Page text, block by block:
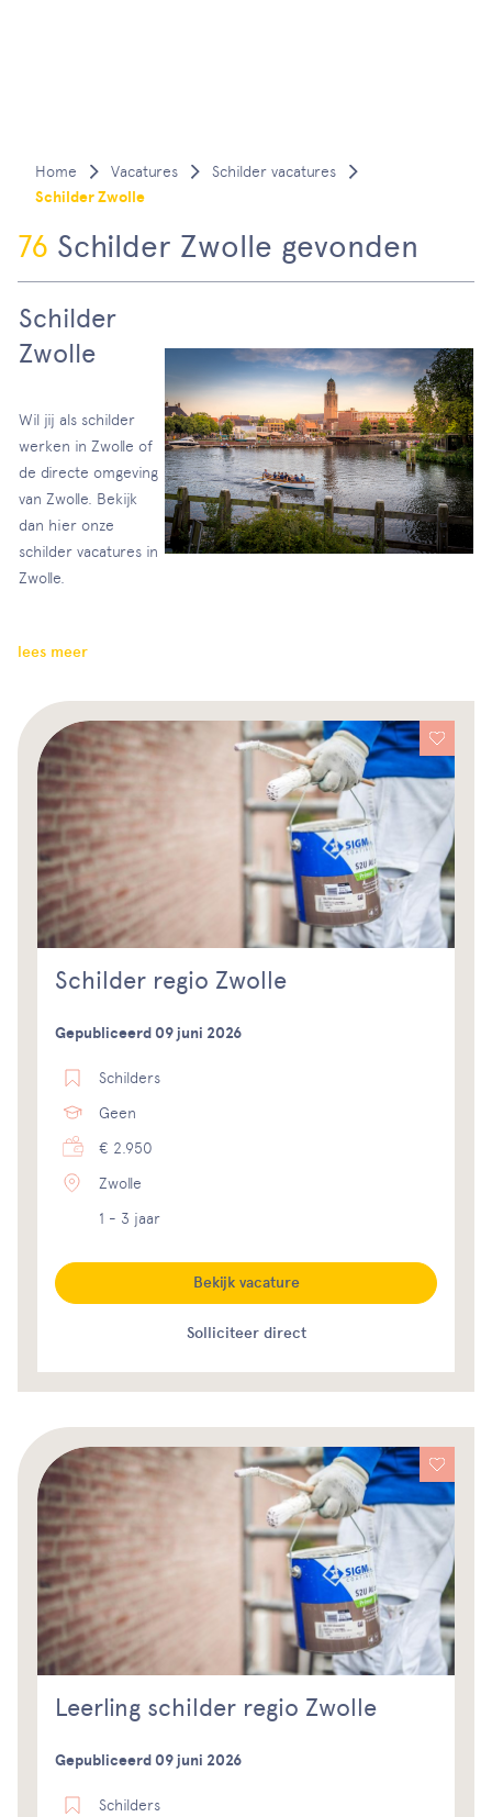
Vacatures Schilder vacatures
Schilder Zwolle
76 Schilder Zwolle gevonden
Schilder
Zwolle
Wil jij als schilder
werken in Zwolle of
de directe omgeving
van Zwolle. Bekijk
dan hier onze
schilder vacatures in
Zwolle.
lees meer
Schilder regio Zwolle
Gepubliceerd 09 juni 2026
Schilders
Geen
€ 2.950
Zwolle
1 - 3 jaar
Solliciteer direct
Bekijk vacature
Leerling schilder regio Zwolle
Gepubliceerd 09 juni 2026
Schilders